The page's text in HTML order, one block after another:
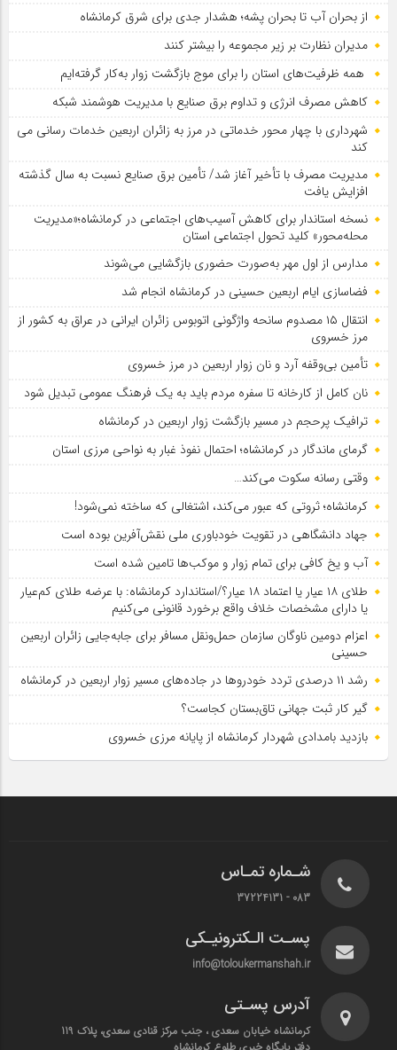
از بحران آب تا بحران پشه؛ هشدار جدی برای شرق کرمانشاه
مدیران نظارت بر زیر مجموعه را بیشتر کنند
همه ظرفیت‌های استان را برای موج بازگشت زوار به‌کار گرفته‌ایم
کاهش مصرف انرژی و تداوم برق صنایع با مدیریت هوشمند شبکه
شهرداری با چهار محور خدماتی در مرز به زائران اربعین خدمات رسانی می
کند
مدیریت مصرف با تأخیر آغاز شد/ تأمین برق صنایع نسبت به سال گذشته
افزایش یافت
نسخه استاندار برای کاهش آسیب‌های اجتماعی در کرمانشاه؛«مدیریت
محله‌محور» کلید تحول اجتماعی استان
مدارس از اول مهر به‌صورت حضوری بازگشایی می‌شوند
فضاسازی ایام اربعین حسینی در کرمانشاه انجام شد
انتقال ۱۵ مصدوم سانحه واژگونی اتوبوس زائران ایرانی در عراق به کشور از
مرز خسروی
تأمین بی‌وقفه آرد و نان زوار اربعین در مرز خسروی
نان کامل از کارخانه تا سفره مردم باید به یک فرهنگ عمومی تبدیل شود
ترافیک پرحجم در مسیر بازگشت زوار اربعین در کرمانشاه
گرمای ماندگار در کرمانشاه؛ احتمال نفوذ غبار به نواحی مرزی استان
وقتی رسانه سکوت می‌کند…
کرمانشاه؛ ثروتی که عبور می‌کند، اشتغالی که ساخته نمی‌شود!
جهاد دانشگاهی در تقویت خودباوری ملی نقش‌آفرین بوده است
آب و یخ کافی برای تمام زوار و موکب‌ها تامین شده است
طلای ۱۸ عیار یا اعتماد ۱۸ عیار؟/استاندارد کرمانشاه: با عرضه طلای کم‌عیار
یا دارای مشخصات خلاف واقع برخورد قانونی می‌کنیم
اعزام دومین ناوگان سازمان حمل‌ونقل مسافر برای جابه‌جایی زائران اربعین
حسینی
رشد ۱۱ درصدی تردد خودروها در جاده‌های مسیر زوار اربعین در کرمانشاه
گیر کار ثبت جهانی تاق‌بستان کجاست؟
بازدید بامدادی شهردار کرمانشاه از پایانه مرزی خسروی
شـماره تمـاس
083 - 37224131
پسـت الـکترونیـکی
info@toloukermanshah.ir
آدرس پسـتی
کرمانشاه خیابان سعدی ، جنب مرکز قنادی سعدی، پلاک 119